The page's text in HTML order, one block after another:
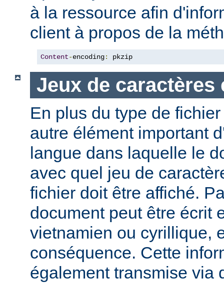
à la ressource afin
client à propos de la
Content-encoding: pkzip
Jeux de caractères
En plus du type de
autre élément important
langue dans laquelle le
avec quel jeu de
fichier doit être affiché.
document peut être écrit
vietnamien ou cyrillique,
conséquence. Cette
également transmise via